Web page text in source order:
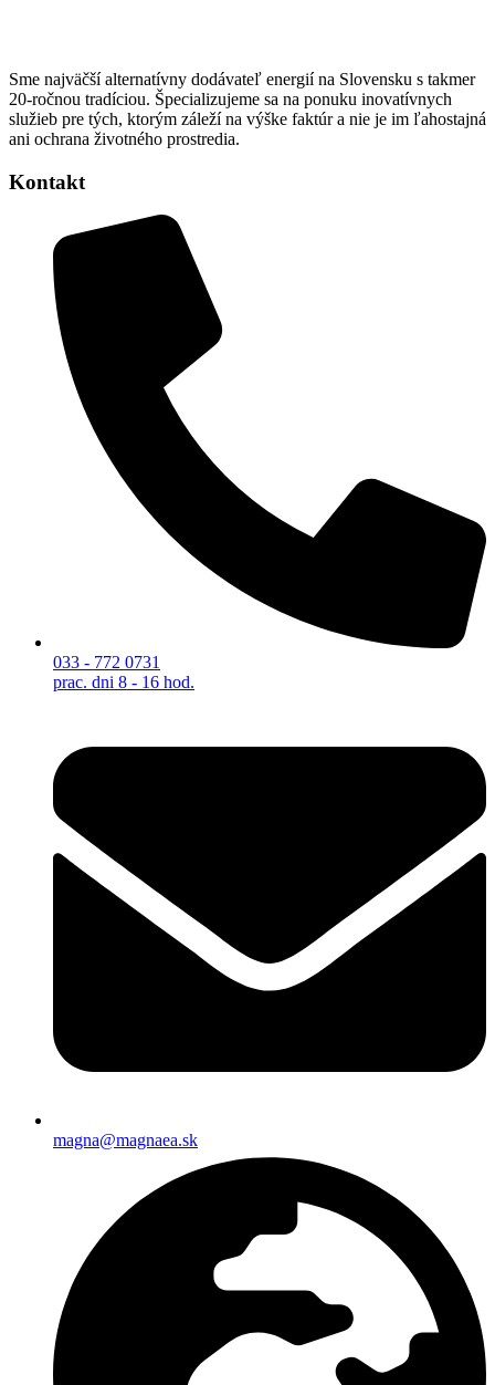
Sme najväčší alternatívny dodávateľ energií na Slovensku s takmer
20-ročnou tradíciou. Špecializujeme sa na ponuku inovatívnych
služieb pre tých, ktorým záleží na výške faktúr a nie je im ľahostajná
ani ochrana životného prostredia.
Kontakt
033 - 772 0731
prac. dni 8 - 16 hod.
magna@magnaea.sk